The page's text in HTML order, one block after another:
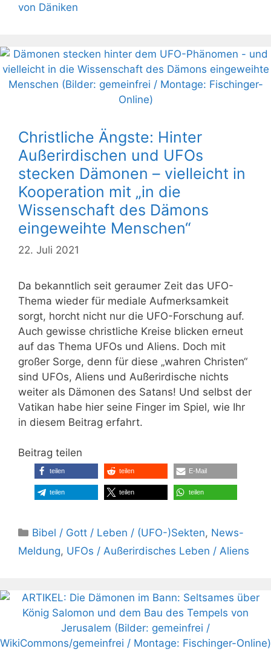
von Däniken
Christliche Ängste: Hinter
Außerirdischen und UFOs
stecken Dämonen – vielleicht in
Kooperation mit „in die
Wissenschaft des Dämons
eingeweihte Menschen“
22. Juli 2021
Da bekanntlich seit geraumer Zeit das UFO-
Thema wieder für mediale Aufmerksamkeit
sorgt, horcht nicht nur die UFO-Forschung auf.
Auch gewisse christliche Kreise blicken erneut
auf das Thema UFOs und Aliens. Doch mit
großer Sorge, denn für diese „wahren Christen“
sind UFOs, Aliens und Außerirdische nichts
weiter als Dämonen des Satans! Und selbst der
Vatikan habe hier seine Finger im Spiel, wie Ihr
in diesem Beitrag erfahrt.
Beitrag teilen
teilen teilen E-Mail
teilen teilen teilen
Kategorien
Bibel / Gott / Leben / (UFO-)Sekten, News-
Meldung, UFOs / Außerirdisches Leben / Aliens